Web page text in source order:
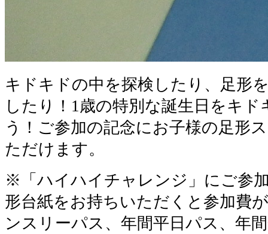
キドキドの中を探検したり、足形
したり！1歳の特別な誕生日をキ
う！ご参加の記念にお子様の足形
ただけます。
※「ハイハイチャレンジ」にご参
形台紙をお持ちいただくと参加費
ンスリーパス、年間平日パス、年